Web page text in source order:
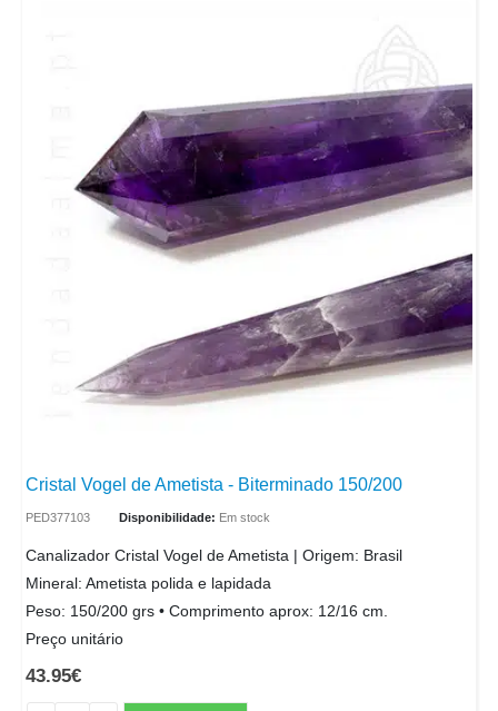
Cristal Vogel de Ametista - Biterminado 150/200
PED377103 Disponibilidade: Em stock
Canalizador Cristal Vogel de Ametista | Origem: Brasil
Mineral: Ametista polida e lapidada
Peso: 150/200 grs • Comprimento aprox: 12/16 cm.
Preço unitário
43.95€